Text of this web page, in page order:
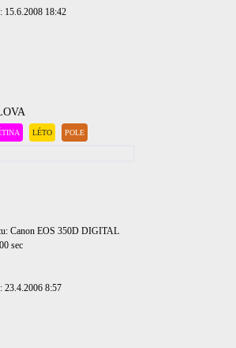
15.6.2008 18:42
LÉTO POLE
Canon EOS 350D DIGITAL
sec
23.4.2006 8:57